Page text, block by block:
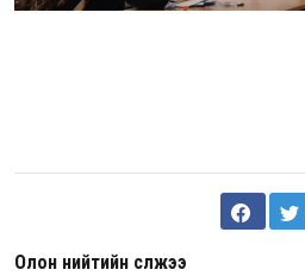
Олон нийтийн сүлжээ